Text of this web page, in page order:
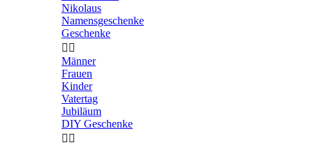
Nikolaus
Namensgeschenke
Geschenke
 
Männer
Frauen
Kinder
Vatertag
Jubiläum
DIY Geschenke
 